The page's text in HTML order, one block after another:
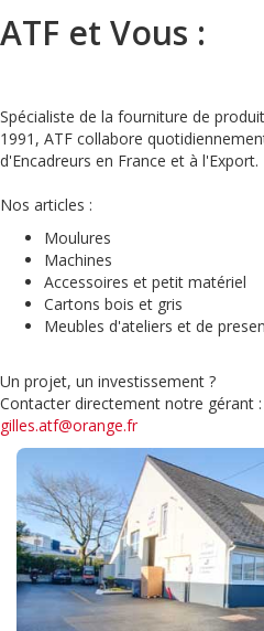
ATF et Vous :
Spécialiste de la fourniture de
1991, ATF collabore
d'Encadreurs en France et à l'Export.
Nos articles :
Moulures
Machines
Accessoires et petit matériel
Cartons bois et gris
Meubles d'ateliers et de
Un projet, un investissement ?
Contacter directement notre gérant :
gilles.atf@orange.fr